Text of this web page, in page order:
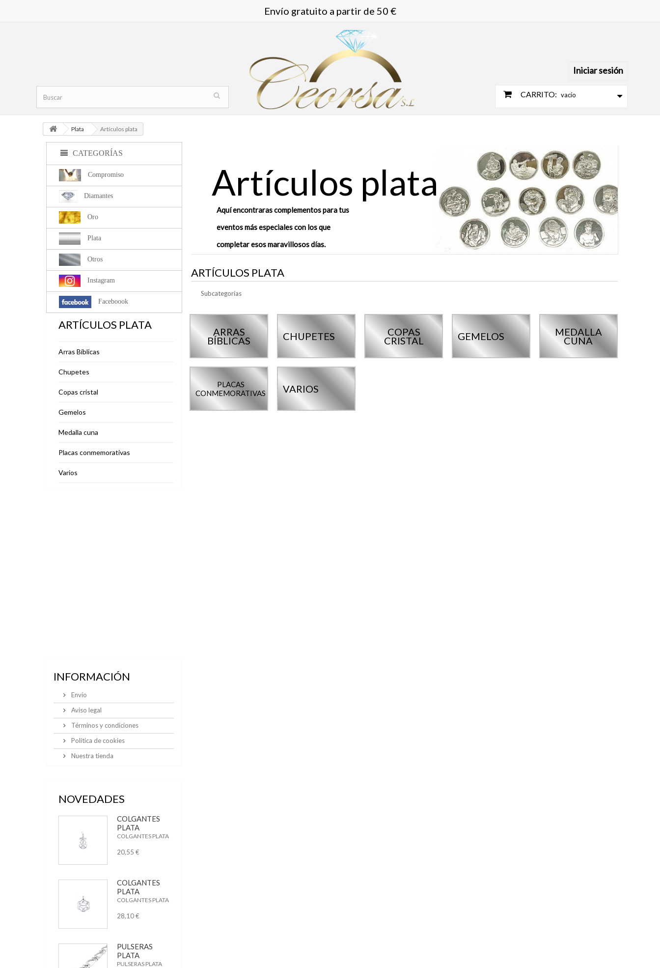
Envío gratuito a partir de 50 €
Iniciar sesión
CARRITO: vacío
Plata Artículos plata
CATEGORÍAS
Compromiso
Diamantes
Oro
Plata
Otros
Instagram
Faceboook
ARTÍCULOS PLATA
Arras Bíblicas
Chupetes
Copas cristal
Gemelos
Medalla cuna
Placas conmemorativas
Varios
INFORMACIÓN
Envío
Aviso legal
Términos y condiciones
Política de cookies
Nuestra tienda
NOVEDADES
COLGANTES
PLATA
COLGANTES PLATA
20,55 €
COLGANTES
PLATA
COLGANTES PLATA
28,10 €
PULSERAS
PLATA
PULSERAS PLATA
Artículos plata
Aquí encontraras complementos para tus
eventos másespeciales con los que
completaresos maravillosos días.
ARTÍCULOS PLATA
Subcategorías
ARRAS
BÍBLICAS CHUPETES COPAS
CRISTAL GEMELOS MEDALLA
CUNA
PLACAS
CONMEMORATIVAS
VARIOS